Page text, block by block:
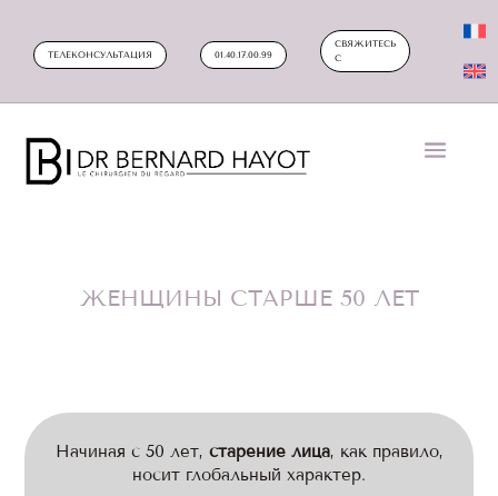
ТЕЛЕКОНСУЛЬТАЦИЯ 01.40.17.00.99
СВЯЖИТЕСЬ
С
ЖЕНЩИНЫ СТАРШЕ 50 ЛЕТ
Начиная с 50 лет, старение лица, как правило,
носит глобальный характер.